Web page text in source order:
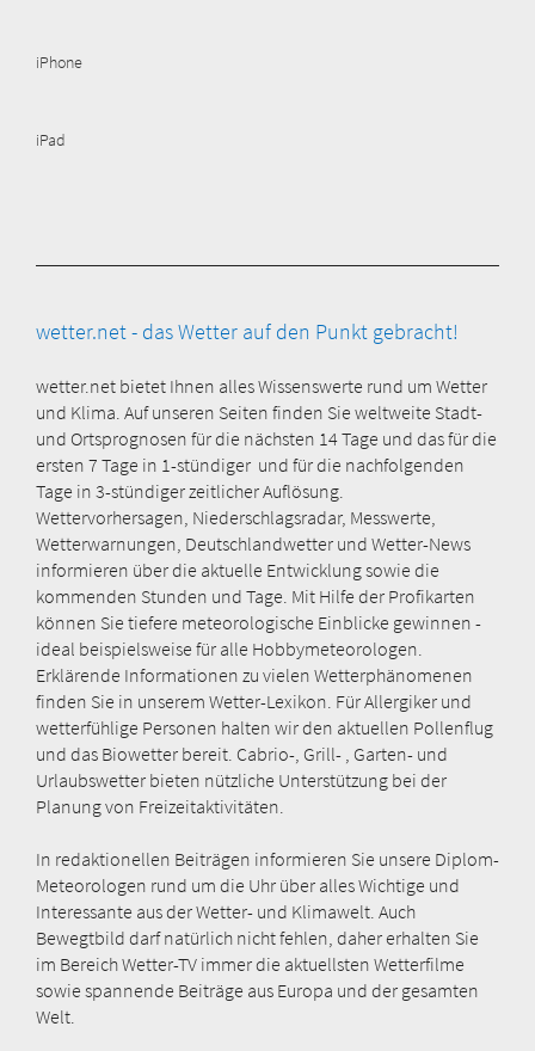
iPhone
iPad
wetter.net - das Wetter auf den Punkt gebracht!
wetter.net bietet Ihnen alles Wissenswerte rund um Wetter
und Klima. Auf unseren Seiten finden Sie weltweite Stadt-
und Ortsprognosen für die nächsten 14 Tage und das für die
ersten 7 Tage in 1-stündiger und für die nachfolgenden
Tage in 3-stündiger zeitlicher Auflösung.
Wettervorhersagen, Niederschlagsradar, Messwerte,
Wetterwarnungen, Deutschlandwetter und Wetter-News
informieren über die aktuelle Entwicklung sowie die
kommenden Stunden und Tage. Mit Hilfe der Profikarten
können Sie tiefere meteorologische Einblicke gewinnen -
ideal beispielsweise für alle Hobbymeteorologen.
Erklärende Informationen zu vielen Wetterphänomenen
finden Sie in unserem Wetter-Lexikon. Für Allergiker und
wetterfühlige Personen halten wir den aktuellen Pollenflug
und das Biowetter bereit. Cabrio-, Grill- , Garten- und
Urlaubswetter bieten nützliche Unterstützung bei der
Planung von Freizeitaktivitäten.
In redaktionellen Beiträgen informieren Sie unsere Diplom-
Meteorologen rund um die Uhr über alles Wichtige und
Interessante aus der Wetter- und Klimawelt. Auch
Bewegtbild darf natürlich nicht fehlen, daher erhalten Sie
im Bereich Wetter-TV immer die aktuellsten Wetterfilme
sowie spannende Beiträge aus Europa und der gesamten
Welt.